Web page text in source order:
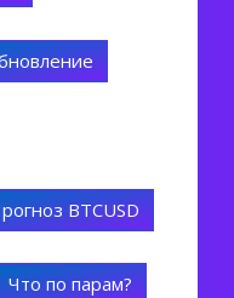
BTCUSD
Что по парам?